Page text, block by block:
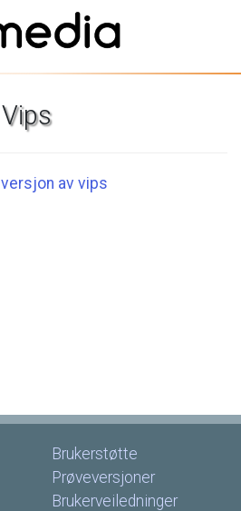
Vips
versjon av vips
Brukerstøtte
Prøveversjoner
Brukerveiledninger